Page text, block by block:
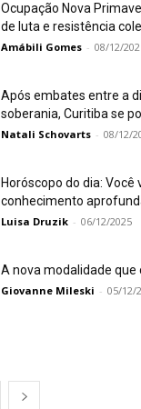
Ocupação Nova
de luta e resistência
Amábili Gomes - 08/12/
Após embates entre a
soberania, Curitiba se
Natali Schovarts - 08/12/
Horóscopo do dia: Você
conhecimento
Luisa Druzik - 06/12/2025
A nova modalidade que
Giovanne Mileski - 05/12/